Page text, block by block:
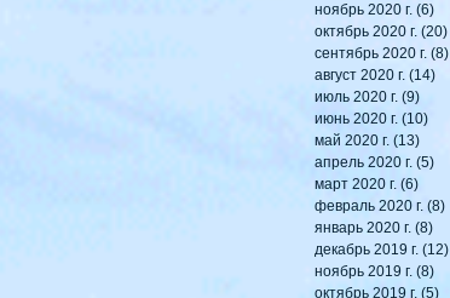
ноябрь 2020 г. (6)
октябрь 2020 г. (20)
сентябрь 2020 г. (8)
август 2020 г. (14)
июль 2020 г. (9)
июнь 2020 г. (10)
май 2020 г. (13)
апрель 2020 г. (5)
март 2020 г. (6)
февраль 2020 г. (8)
январь 2020 г. (8)
декабрь 2019 г. (12)
ноябрь 2019 г. (8)
октябрь 2019 г. (5)